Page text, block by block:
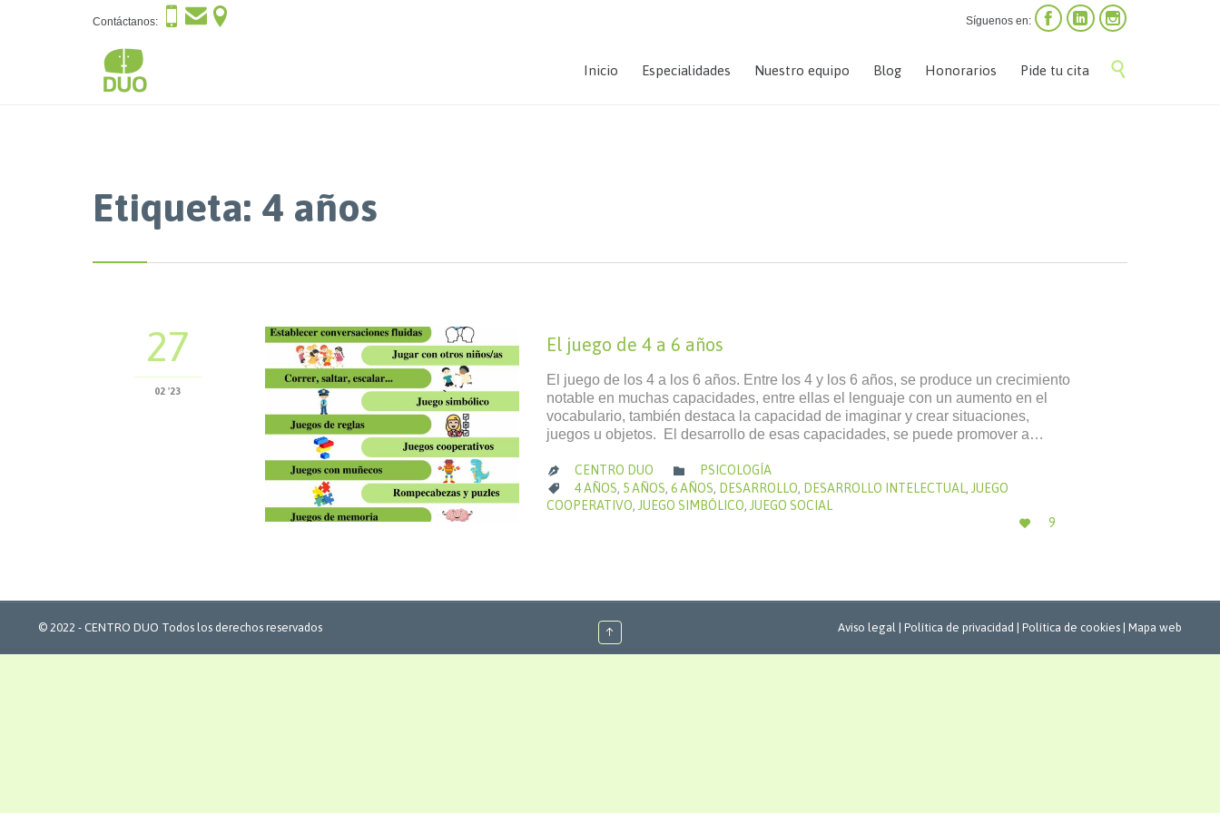
Contáctanos:    Síguenos en:   
Saltar
Inicio Especialidades Nuestro equipo Blog Honorarios Pide tu cita 
Etiqueta: 4 años
27
02 '23
El juego de 4 a 6 años
El juego de los 4 a los 6 años. Entre los 4 y los 6 años, se produce un crecimiento
notable en muchas capacidades, entre ellas el lenguaje con un aumento en el
vocabulario, también destaca la capacidad de imaginar y crear situaciones,
juegos u objetos. El desarrollo de esas capacidades, se puede promover a…
 CENTRO DUO  CATEGORÍA
PSICOLOGÍA
 CATEGORÍA
4 AÑOS, 5 AÑOS, 6 AÑOS, DESARROLLO, DESARROLLO INTELECTUAL, JUEGO
COOPERATIVO, JUEGO SIMBÓLICO, JUEGO SOCIAL

ME
9
© 2022 - CENTRO DUO Todos los derechos reservados ↑ Aviso legal Política de privacidad Política de cookies Mapa web